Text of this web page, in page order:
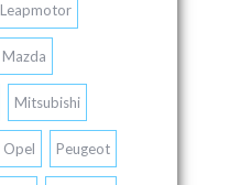
Leapmotor
Mazda
Mitsubishi
Opel Peugeot